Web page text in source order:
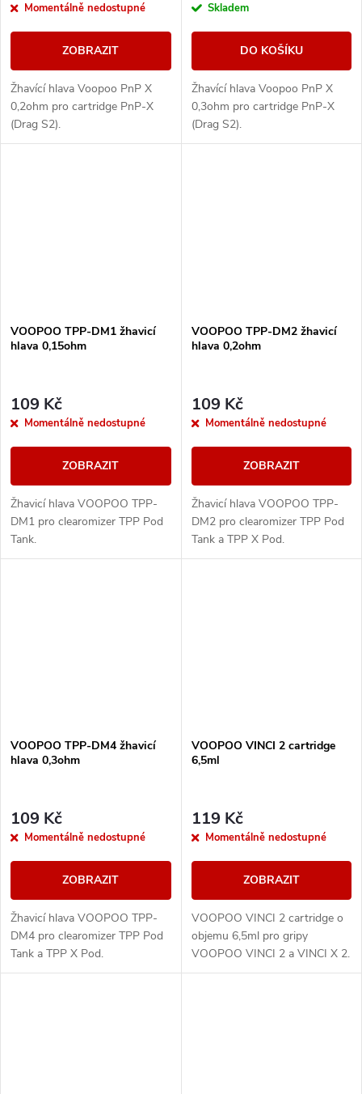
Momentálně nedostupné
ZOBRAZIT
Žhavící hlava Voopoo PnP X
0,2ohm pro cartridge PnP-X
(Drag S2).
Skladem
DO KOŠÍKU
Žhavící hlava Voopoo PnP X
0,3ohm pro cartridge PnP-X
(Drag S2).
VOOPOO TPP-DM1 žhavicí
hlava 0,15ohm
109 Kč
Momentálně nedostupné
ZOBRAZIT
Žhavicí hlava VOOPOO TPP-
DM1 pro clearomizer TPP Pod
Tank.
VOOPOO TPP-DM2 žhavicí
hlava 0,2ohm
109 Kč
Momentálně nedostupné
ZOBRAZIT
Žhavicí hlava VOOPOO TPP-
DM2 pro clearomizer TPP Pod
Tank a TPP X Pod.
VOOPOO TPP-DM4 žhavicí
hlava 0,3ohm
109 Kč
Momentálně nedostupné
ZOBRAZIT
Žhavicí hlava VOOPOO TPP-
DM4 pro clearomizer TPP Pod
Tank a TPP X Pod.
VOOPOO VINCI 2 cartridge
6,5ml
119 Kč
Momentálně nedostupné
ZOBRAZIT
VOOPOO VINCI 2 cartridge o
objemu 6,5ml pro gripy
VOOPOO VINCI 2 a VINCI X 2.